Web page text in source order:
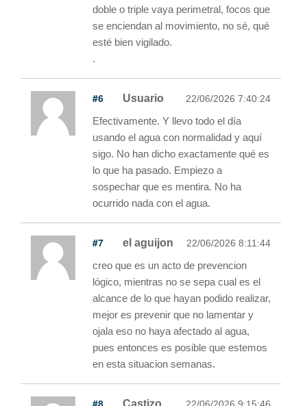
doble o triple vaya perimetral, focos que
se enciendan al movimiento, no sé, qué
esté bien vigilado.
.
#6 Usuario 22/06/2026 7:40:24
Efectivamente. Y llevo todo el día
usando el agua con normalidad y aquí
sigo. No han dicho exactamente qué es
lo que ha pasado. Empiezo a
sospechar que es mentira. No ha
ocurrido nada con el agua.
#7 el aguijon 22/06/2026 8:11:44
creo que es un acto de prevencion
lógico, mientras no se sepa cual es el
alcance de lo que hayan podido realizar,
mejor es prevenir que no lamentar y
ojala eso no haya afectado al agua,
pues entonces es posible que estemos
en esta situacion semanas.
#8 Castizo 22/06/2026 9:15:46